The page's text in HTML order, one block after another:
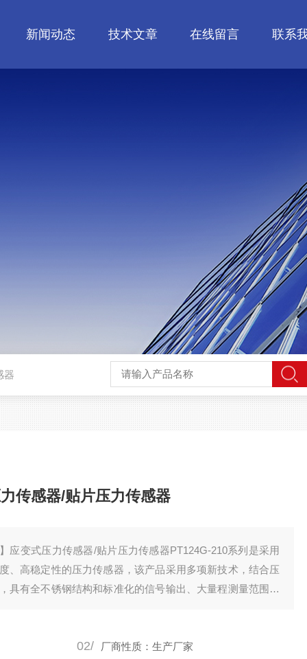
新闻动态 技术文章 在线留言 联系
器
传感器/贴片压力传感器
应变式压力传感器/贴片压力传感器PT124G-210系列是采用
、高稳定性的压力传感器，该产品采用多项新技术，结合压
具有全不锈钢结构和标准化的信号输出、大量程测量范围的
02/ 厂商性质：生产厂家